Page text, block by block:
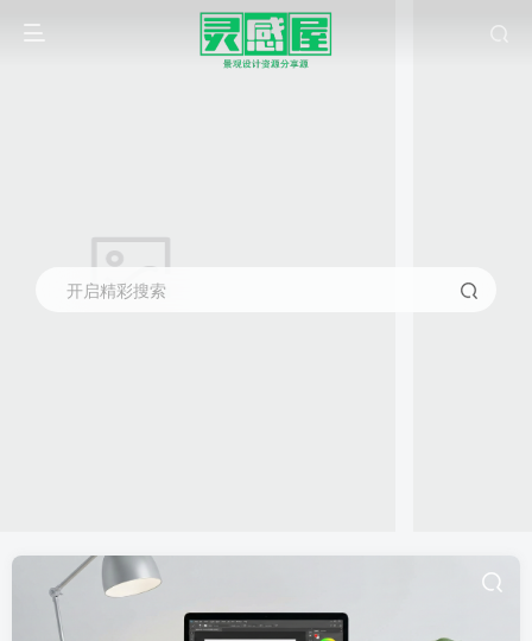
开启精彩搜索